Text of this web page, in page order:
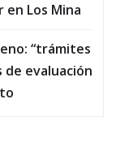
en Los Mina
“trámites
evaluación